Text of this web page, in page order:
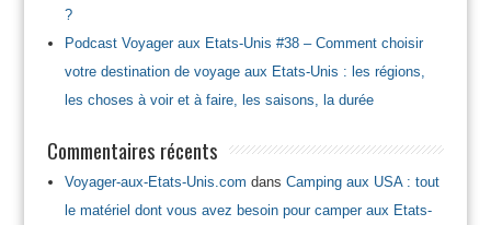
?
Podcast Voyager aux Etats-Unis #38 – Comment choisir
votre destination de voyage aux Etats-Unis : les régions,
les choses à voir et à faire, les saisons, la durée
Commentaires récents
Voyager-aux-Etats-Unis.com dans Camping aux USA : tout
le matériel dont vous avez besoin pour camper aux Etats-